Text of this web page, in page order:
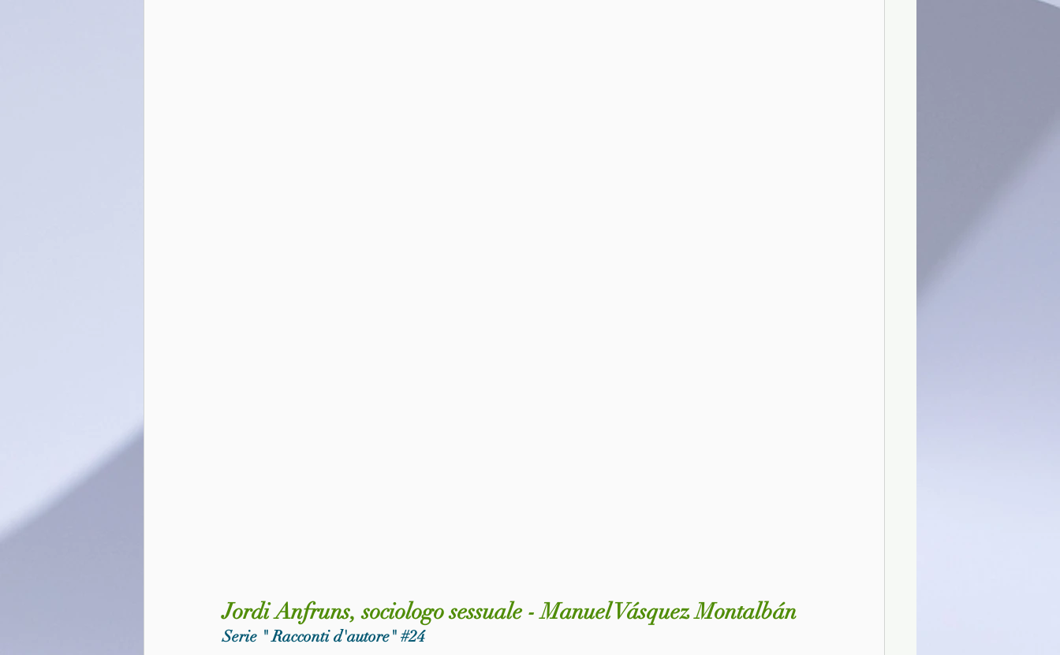
Jordi Anfruns, sociologo sessuale - Manuel Vásquez Montalbán
Serie " Racconti d'autore" #24